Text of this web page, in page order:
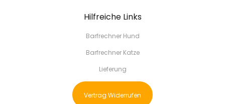
Hilfreiche Links
Barfrechner Hund
Barfrechner Katze
Lieferung
Vertrag Widerrufen